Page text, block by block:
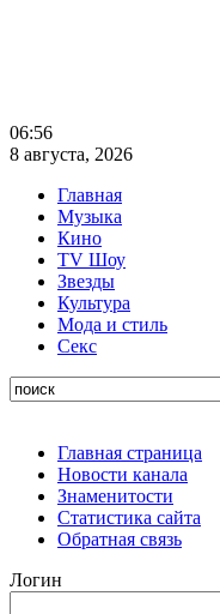
06:56
8 августа, 2026
Главная
Музыка
Кино
TV Шоу
Звезды
Культура
Мода и стиль
Секс
Главная страница
Новости канала
Знаменитости
Статистика сайта
Обратная связь
Логин